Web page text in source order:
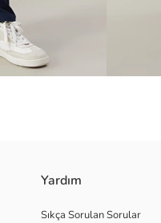
Yardım
Sıkça Sorulan Sorular